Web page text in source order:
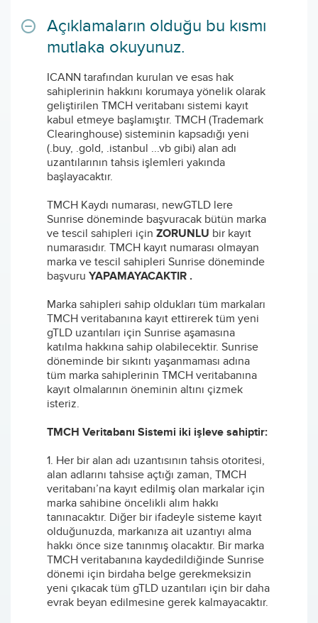
Açıklamaların olduğu bu kısmı
mutlaka okuyunuz.
ICANN tarafından kurulan ve esas hak
sahiplerinin hakkını korumaya yönelik olarak
geliştirilen TMCH veritabanı sistemi kayıt
kabul etmeye başlamıştır. TMCH (Trademark
Clearinghouse) sisteminin kapsadığı yeni
(.buy, .gold, .istanbul ...vb gibi) alan adı
uzantılarının tahsis işlemleri yakında
başlayacaktır.
TMCH Kaydı numarası, newGTLD lere
Sunrise döneminde başvuracak bütün marka
ve tescil sahipleri için ZORUNLU bir kayıt
numarasıdır. TMCH kayıt numarası olmayan
marka ve tescil sahipleri Sunrise döneminde
başvuru YAPAMAYACAKTIR .
Marka sahipleri sahip oldukları tüm markaları
TMCH veritabanına kayıt ettirerek tüm yeni
gTLD uzantıları için Sunrise aşamasına
katılma hakkına sahip olabilecektir. Sunrise
döneminde bir sıkıntı yaşanmaması adına
tüm marka sahiplerinin TMCH veritabanına
kayıt olmalarının öneminin altını çizmek
isteriz.
TMCH Veritabanı Sistemi iki işleve sahiptir:
1. Her bir alan adı uzantısının tahsis otoritesi,
alan adlarını tahsise açtığı zaman, TMCH
veritabanı’na kayıt edilmiş olan markalar için
marka sahibine öncelikli alım hakkı
tanınacaktır. Diğer bir ifadeyle sisteme kayıt
olduğunuzda, markanıza ait uzantıyı alma
hakkı önce size tanınmış olacaktır. Bir marka
TMCH veritabanına kaydedildiğinde Sunrise
dönemi için birdaha belge gerekmeksizin
yeni çıkacak tüm gTLD uzantıları için bir daha
evrak beyan edilmesine gerek kalmayacaktır.